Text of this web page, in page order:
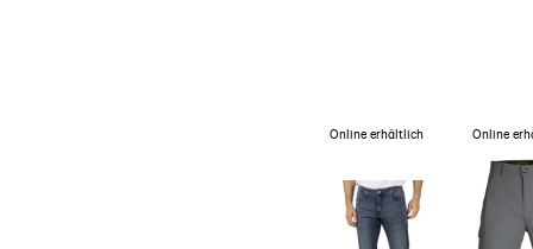
Online erhältlich Online